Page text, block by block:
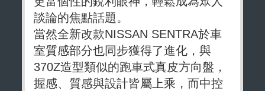
談論的焦點話題。
當然全新改款NISSAN SENTRA於車
室質感部分也同步獲得了進化，與
370Z造型類似的跑車式真皮方向盤，
握感、質感與設計皆屬上乘，而中控